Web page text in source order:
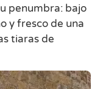
penumbra: bajo
y fresco de una
tiaras de